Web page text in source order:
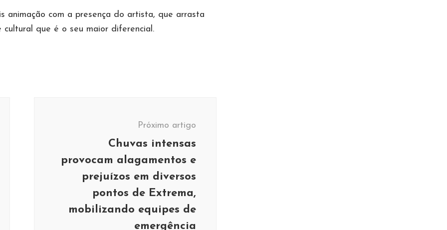
animação com a presença do artista, que arrasta
que é o seu maior diferencial.
Próximo artigo
Chuvas intensas
provocam alagamentos e
prejuízos em diversos
pontos de Extrema,
mobilizando equipes de
emergência